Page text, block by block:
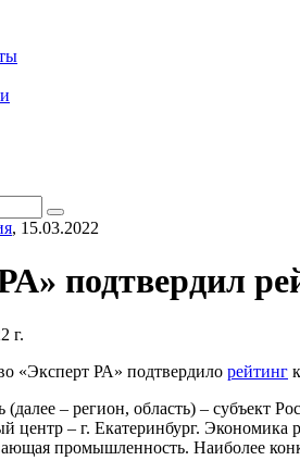
, 15.03.2022
подтвердил
г.
«Эксперт РА» подтвердило рейтинг
(далее – регион, область) – субъект
центр – г. Екатеринбург.
промышленность. Наиболее